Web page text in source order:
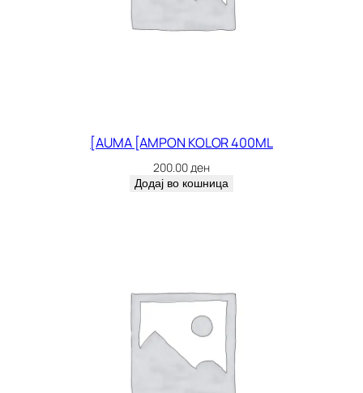
[AUMA [AMPON KOLOR 400ML
200.00ден
Додај во кошница